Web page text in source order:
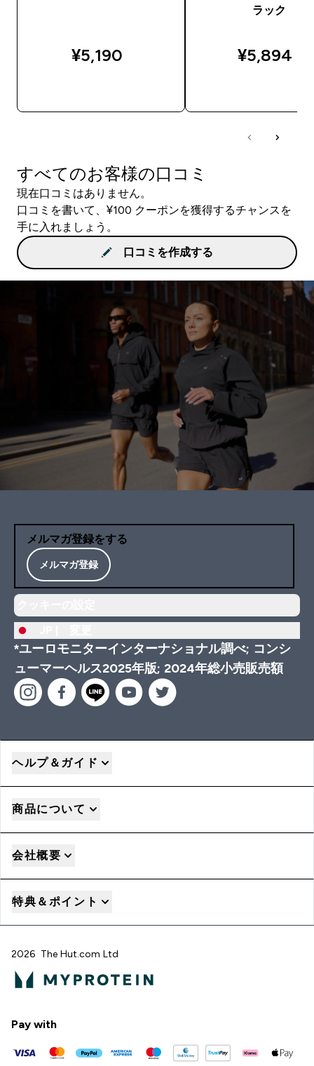
¥5,190‎
ラック
¥5,894‎
すべてのお客様の口コミ
現在口コミはありません。
口コミを書いて、¥100 クーポンを獲得するチャンスを
手に入れましょう。
口コミを作成する
メルマガ登録をする
メルマガ登録
*ユーロモニターインターナショナル調べ; コンシ
ューマーヘルス2025年版; 2024年総小売販売額
ヘルプ＆ガイド
商品について
会社概要
特典＆ポイント
2026 The Hut.com Ltd
Pay with